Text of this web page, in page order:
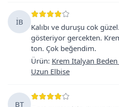
İB
Kalıbı ve duruşu cok
gösteriyor gercekten.
ton. Çok beğendim.
Ürün: Krem Italyan
Uzun Elbise
BT